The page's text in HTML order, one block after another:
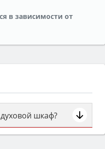
в зависимости от
шкаф?
типом (газовый или